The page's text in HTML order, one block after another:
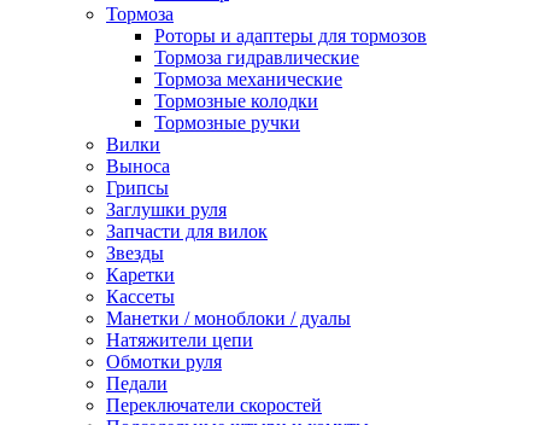
Тормоза
Роторы и адаптеры для тормозов
Тормоза гидравлические
Тормоза механические
Тормозные колодки
Тормозные ручки
Вилки
Выноса
Грипсы
Заглушки руля
Запчасти для вилок
Звезды
Каретки
Кассеты
Манетки / моноблоки / дуалы
Натяжители цепи
Обмотки руля
Педали
Переключатели скоростей